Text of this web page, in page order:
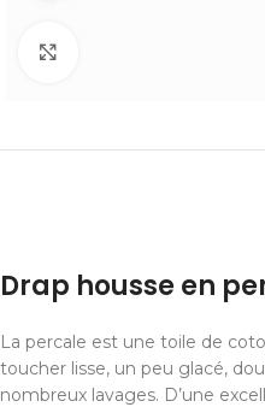
Drap housse en
La percale est une toile de
toucher lisse, un peu glacé,
nombreux lavages. D’une